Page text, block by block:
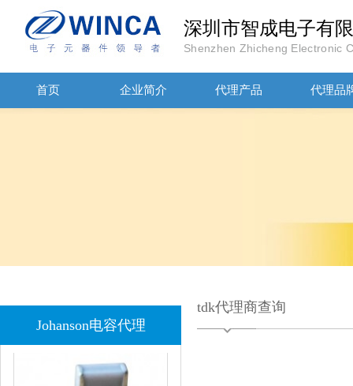
深圳市智成电子有
Shenzhen Zhicheng Electronic
首页 企业简介 代理产品 代理品
Johanson电容代理
1808 Y2 1NF安规贴片电容Johanson品牌 tdk代理商查询